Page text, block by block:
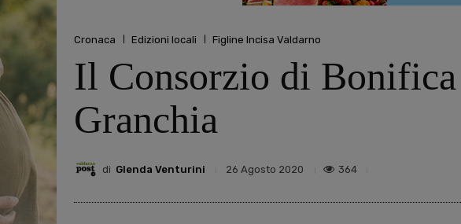
Cronaca Edizioni locali Figline Incisa Valdarno
Il Consorzio di
Granchia
di Glenda Venturini 26 Agosto 2020 364